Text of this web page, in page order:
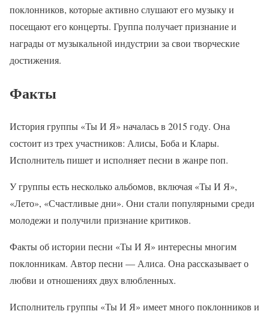
поклонников, которые активно слушают его музыку и
посещают его концерты. Группа получает признание и
награды от музыкальной индустрии за свои творческие
достижения.
Факты
История группы «Ты И Я» началась в 2015 году. Она
состоит из трех участников: Алисы, Боба и Клары.
Исполнитель пишет и исполняет песни в жанре поп.
У группы есть несколько альбомов, включая «Ты И Я»,
«Лето», «Счастливые дни». Они стали популярными среди
молодежи и получили признание критиков.
Факты об истории песни «Ты И Я» интересны многим
поклонникам. Автор песни — Алиса. Она рассказывает о
любви и отношениях двух влюбленных.
Исполнитель группы «Ты И Я» имеет много поклонников и